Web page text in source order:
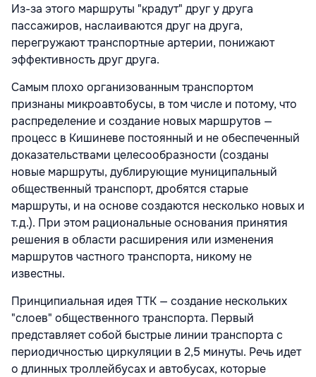
Из-за этого маршруты "крадут" друг у друга
пассажиров, наслаиваются друг на друга,
перегружают транспортные артерии, понижают
эффективность друг друга.
Самым плохо организованным транспортом
признаны микроавтобусы, в том числе и потому, что
распределение и создание новых маршрутов —
процесс в Кишиневе постоянный и не обеспеченный
доказательствами целесообразности (созданы
новые маршруты, дублирующие муниципальный
общественный транспорт, дробятся старые
маршруты, и на основе создаются несколько новых и
т.д.). При этом рациональные основания принятия
решения в области расширения или изменения
маршрутов частного транспорта, никому не
известны.
Принципиальная идея TTK — создание нескольких
"слоев" общественного транспорта. Первый
представляет собой быстрые линии транспорта с
периодичностью циркуляции в 2,5 минуты. Речь идет
о длинных троллейбусах и автобусах, которые